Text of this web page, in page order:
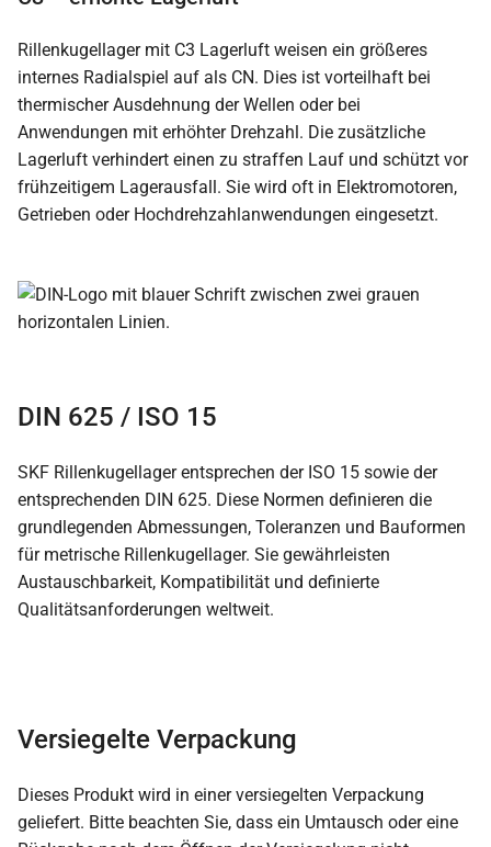
Rillenkugellager mit C3 Lagerluft weisen ein größeres
internes Radialspiel auf als CN. Dies ist vorteilhaft bei
thermischer Ausdehnung der Wellen oder bei
Anwendungen mit erhöhter Drehzahl. Die zusätzliche
Lagerluft verhindert einen zu straffen Lauf und schützt vor
frühzeitigem Lagerausfall. Sie wird oft in Elektromotoren,
Getrieben oder Hochdrehzahlanwendungen eingesetzt.
DIN 625 / ISO 15
SKF Rillenkugellager entsprechen der ISO 15 sowie der
entsprechenden DIN 625. Diese Normen definieren die
grundlegenden Abmessungen, Toleranzen und Bauformen
für metrische Rillenkugellager. Sie gewährleisten
Austauschbarkeit, Kompatibilität und definierte
Qualitätsanforderungen weltweit.
Versiegelte Verpackung
Dieses Produkt wird in einer versiegelten Verpackung
geliefert. Bitte beachten Sie, dass ein Umtausch oder eine